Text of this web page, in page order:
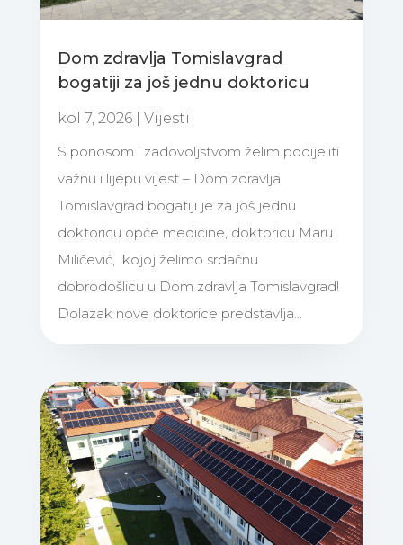
Dom zdravlja Tomislavgrad
bogatiji za još jednu doktoricu
kol 7, 2026| Vijesti
S ponosom i zadovoljstvom želim podijeliti
važnu i lijepu vijest – Dom zdravlja
Tomislavgrad bogatiji je za još jednu
doktoricu opće medicine, doktoricu Maru
Miličević, kojoj želimo srdačnu
dobrodošlicu u Dom zdravlja Tomislavgrad!
Dolazak nove doktorice predstavlja...